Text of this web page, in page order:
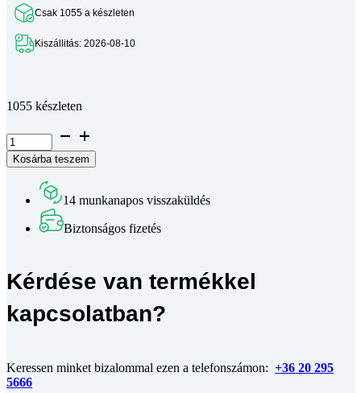
Csak 1055 a készleten
Kiszállitás: 2026-08-10
1055 készleten
Félgömbfejű
belső
kulcsnyílású
peremmel
DIN
mennyiség
Kosárba teszem
14 munkanapos visszaküldés
Biztonságos fizetés
Kérdése van termékkel
kapcsolatban?
Keressen minket bizalommal ezen a telefonszámon: +36 20 295
5666